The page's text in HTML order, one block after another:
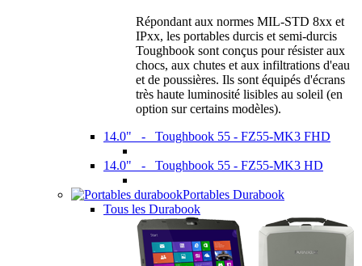
Répondant aux normes MIL-STD 8xx et
IPxx, les portables durcis et semi-durcis
Toughbook sont conçus pour résister aux
chocs, aux chutes et aux infiltrations d'eau
et de poussières. Ils sont équipés d'écrans
très haute luminosité lisibles au soleil (en
option sur certains modèles).
14.0" - Toughbook 55 - FZ55-MK3 FHD
14.0" - Toughbook 55 - FZ55-MK3 HD
Portables Durabook
Tous les Durabook